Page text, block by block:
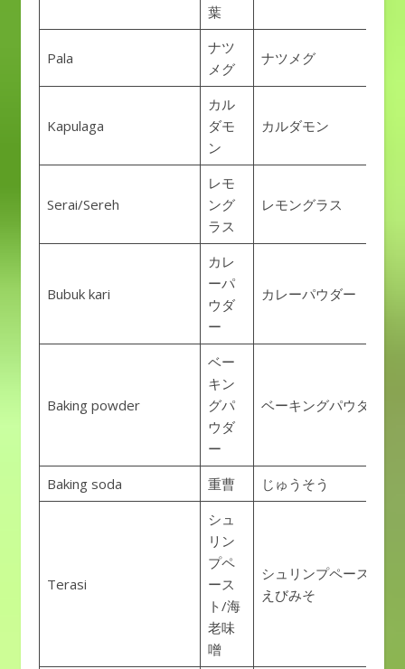
葉
Pala
ナツ
メグ
ナツメグ
Kapulaga
カル
ダモ
ン
カルダモン
Serai/Sereh
レモ
ング
ラス
レモングラス
Bubuk kari
カレ
ーパ
ウダ
ー
カレーパウダー
Baking powder
ベー
キン
グパ
ウダ
ー
ベーキングパウダー
Baking soda 重曹 じゅうそう
Terasi
シュ
リン
プペ
ース
ト/海
老味
噌
シュリンプペースト/
えびみそ